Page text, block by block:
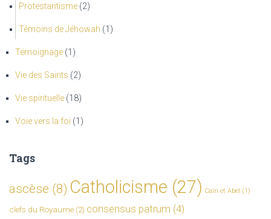
Protestantisme (2)
Témoins de Jéhowah (1)
Témoignage (1)
Vie des Saints (2)
Vie spirituelle (18)
Voie vers la foi (1)
Tags
ascèse (8) Catholicisme (27) Caïn et Abel (1)
clefs du Royaume (2) consensus patrum (4)